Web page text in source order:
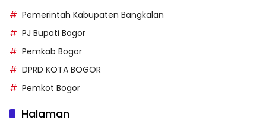
Pemerintah Kabupaten Bangkalan
PJ Bupati Bogor
Pemkab Bogor
DPRD KOTA BOGOR
Pemkot Bogor
Halaman